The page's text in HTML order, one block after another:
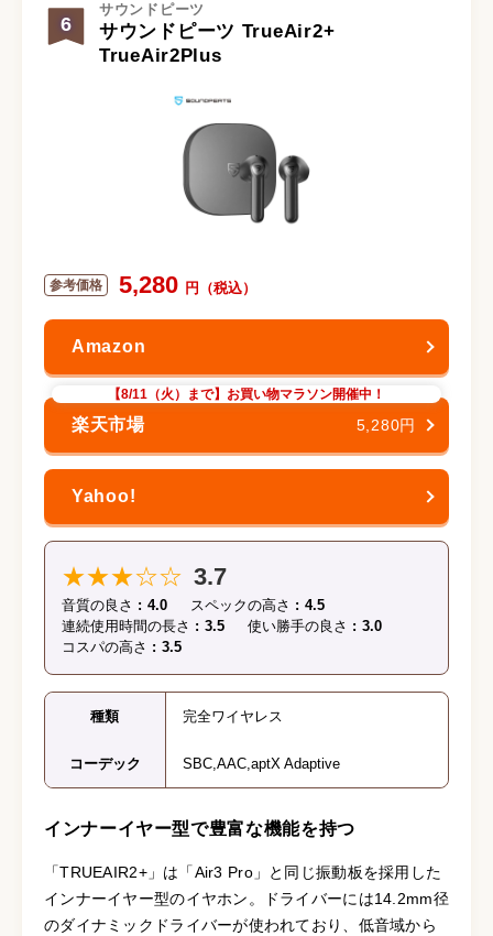
6
サウンドピーツ
サウンドピーツ TrueAir2+
TrueAir2Plus
5,280
【8/11（火）まで】お買い物マラソン開催中！
5,280円
★★★☆☆ 3.7
音質の良さ 4.0 スペックの高さ
4.5
連続使用時間の長さ
3.5 使い勝手の良さ
3.0
コスパの高さ
3.5
種類 完全ワイヤレス
コーデック SBC,AAC,aptX Adaptive
インナーイヤー型で豊富な機能を持つ
「TRUEAIR2+」は「Air3 Pro」と同じ振動板を採用した
インナーイヤー型のイヤホン。ドライバーには14.2mm径
のダイナミックドライバーが使われており、低音域から